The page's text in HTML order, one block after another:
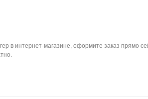
в интернет-магазине, оформите заказ